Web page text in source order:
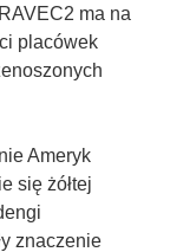
ma na
placówek
Ameryk
się żółtej
znaczenie